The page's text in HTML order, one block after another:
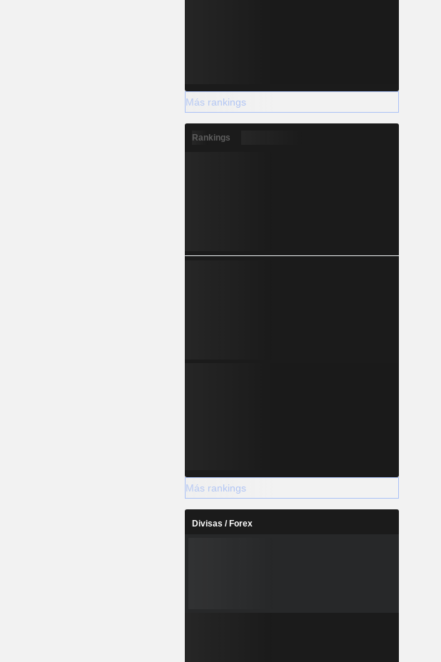
Más rankings
Rankings
Más rankings
Divisas / Forex